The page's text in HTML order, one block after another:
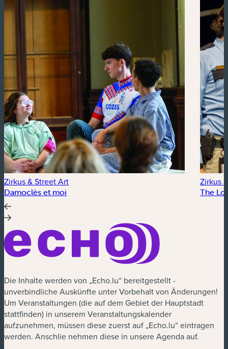
Zirkus & Street Art
Damoclès et moi
Zirkus
The
Die Inhalte werden von „Echo.lu“ bereitgestellt -
unverbindliche Auskünfte unter Vorbehalt von Änderungen!
Um Veranstaltungen (die auf dem Gebiet der Hauptstadt
stattfinden) in unserem Veranstaltungskalender
aufzunehmen, müssen diese zuerst auf „Echo.lu“ eintragen
werden. Anschlie nehmen diese in unsere Agenda auf.